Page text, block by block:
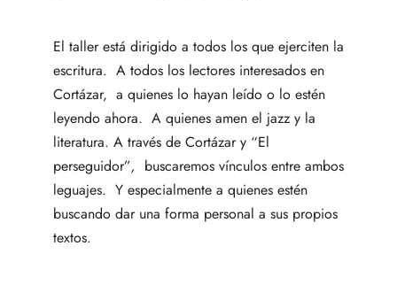
El taller está dirigido a todos los que ejerciten la
escritura. A todos los lectores interesados en
Cortázar, a quienes lo hayan leído o lo estén
leyendo ahora. A quienes amen el jazz y la
literatura. A través de Cortázar y “El
perseguidor”, buscaremos vínculos entre ambos
leguajes. Y especialmente a quienes estén
buscando dar una forma personal a sus propios
textos.